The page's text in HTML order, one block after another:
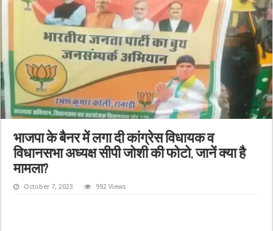
भाजपा के बैनर में लगा दी कांग्रेस विधायक व
विधानसभा अध्यक्ष सीपी जोशी की फोटो, जानें क्या है
मामला?
October 7, 2023 992 Views